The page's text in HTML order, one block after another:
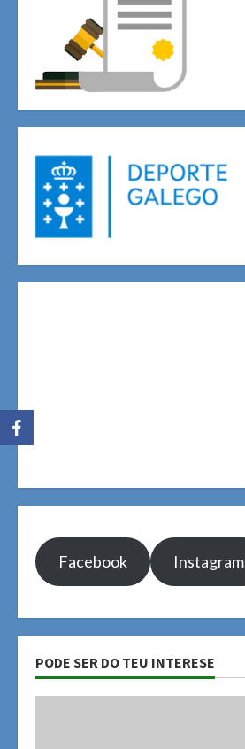
Facebook Instagram
PODE SER DO TEU INTERESE